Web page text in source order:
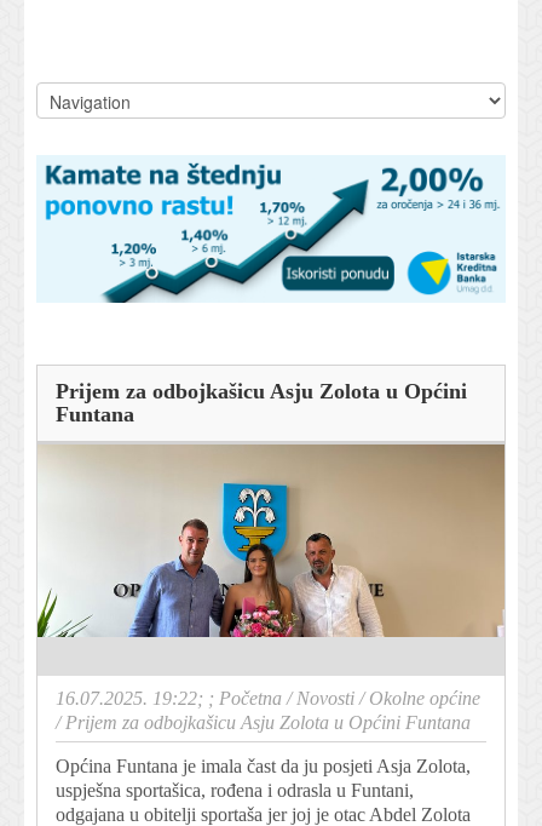
Prijem za odbojkašicu Asju Zolota u Općini
Funtana
16.07.2025. 19:22; ; Početna /Novosti /Okolne općine
/Prijem za odbojkašicu Asju Zolota u Općini Funtana
Općina Funtana je imala čast da ju posjeti Asja Zolota,
uspješna sportašica, rođena i odrasla u Funtani,
odgajana u obitelji sportaša jer joj je otac Abdel Zolota